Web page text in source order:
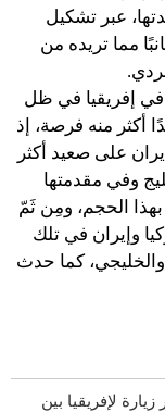
عبر تشكيل
مما تريده من
في إفريقيا في ظل
أكثر منه فرصة، إذ
على صعيد أكثر
وفي مقدمتها
الحجم، ومِن ثَمّ
وإيران في تلك
والخليجي، كما حدث
لإفريقيا بين